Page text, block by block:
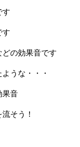
す
す
の効果音です
うな・・・
果音
そう！